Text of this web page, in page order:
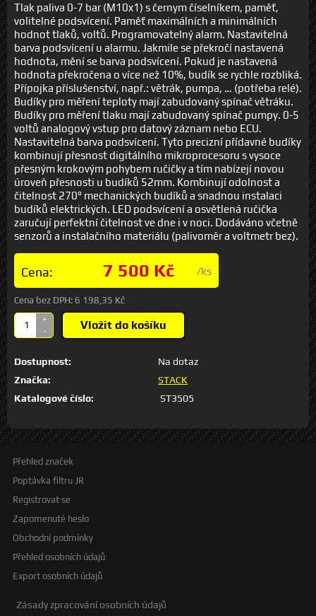
Tlak paliva 0-7 bar (M10x1) s černym číselníkem, paměť,
volitelné podsvícení. Paměť maximálních a minimálních
hodnot tlaků, voltů. Programovatelný alarm. Nastavitelná
barva podsvícení u alarmu. Jakmile se překročí nastavená
hodnota, mění se barva podsvícení. Pokud je nastavená
hodnota překročena o více než 10%, budík se rychle rozbliká.
Přípojka příslušenství, např.: větrák, pumpa, … (potřeba relé).
Budíky pro měření teploty mají zabudovaný spínač větráku.
Budíky pro měření tlaku mají zabudovaný spínač pumpy. 0-5
voltů analogový vstup pro datový záznam nebo ECU.
Nastavitelná barva podsvícení. Tyto precizní přídavné budíky
kombinují přesnost digitálního mikroprocesoru s vysoce
přesným krokovým pohybem ručičky a tím nabízejí novou
úroveň přesnosti u budíků 52mm. Kombinují odolnost a
čitelnost 270° mechanických budíků a snadnou instalaci
budíků elektrických. LED podsvícení a osvětlená ručička
zaručují perfektní čitelnost ve dne i v noci. Dodáváno včetně
senzorů a instalačního materiálu (palivoměr a voltmetr bez).
Cena: 7 500 Kč /ks
Cena bez DPH: 6 198,35 Kč
+
-
Vložit do košíku
Dostupnost:
Na dotaz
Značka:
STACK
Katalogové číslo:
ST3505
Přehled značek
Poptávka filtru JR
Registrovat se
Zapomenuté heslo
Obchodní podmínky
Přehled osobních údajů
Export osobních údajů
Zásady zpracování osobních údajů